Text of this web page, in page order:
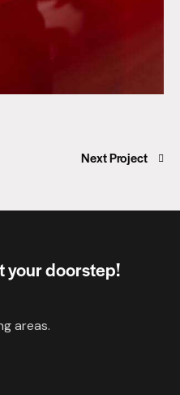
Next Project
your doorstep!
areas.